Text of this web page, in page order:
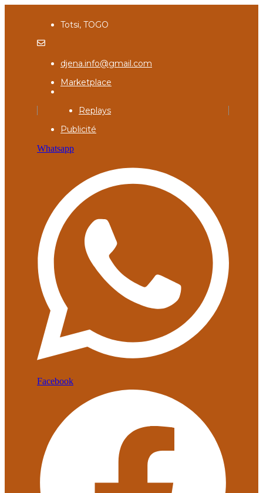
Totsi, TOGO
djena.info@gmail.com
Marketplace
Replays
Publicité
Whatsapp
Facebook